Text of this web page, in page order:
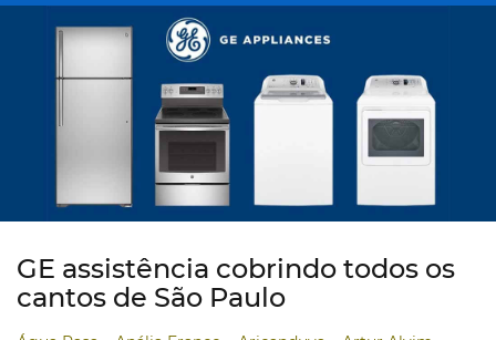
GE assistência cobrindo todos os
cantos de São Paulo